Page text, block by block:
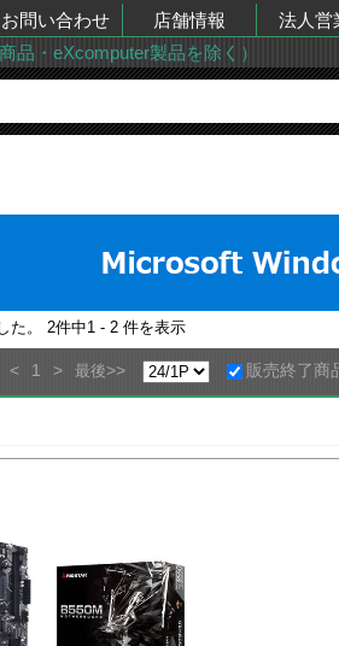
お問い合わせ 店舗情報 法人営
品・eXcomputer製品を除く）
た。 2件中1 - 2 件を表示
< 1 > 最後>> 販売終了商